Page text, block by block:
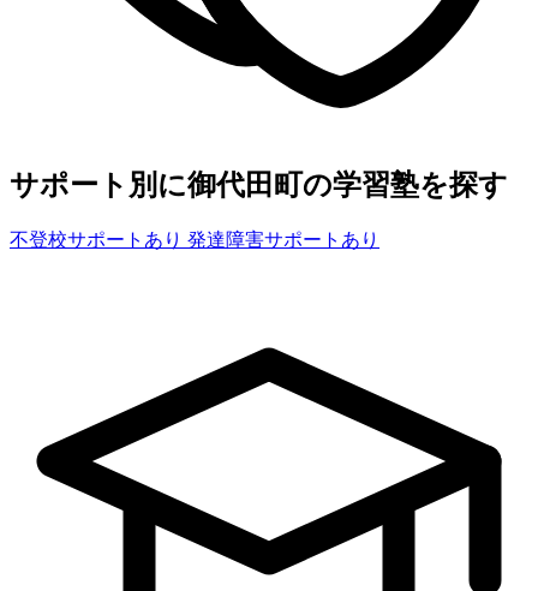
サポート別に御代田町の学習塾を探す
不登校サポートあり 発達障害サポートあり